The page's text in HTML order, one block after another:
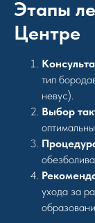
Этапы
Центре
тип
невус).
Выбор
ухода за